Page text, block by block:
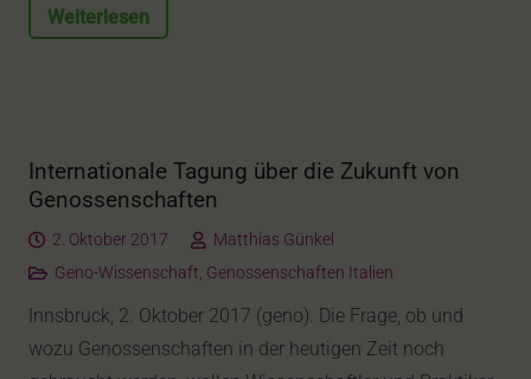
Weiterlesen
Internationale Tagung über die Zukunft von
Genossenschaften
2. Oktober 2017
Matthias Günkel
Geno-Wissenschaft, Genossenschaften Italien
Innsbruck, 2. Oktober 2017 (geno). Die Frage, ob und
wozu Genossenschaften in der heutigen Zeit noch